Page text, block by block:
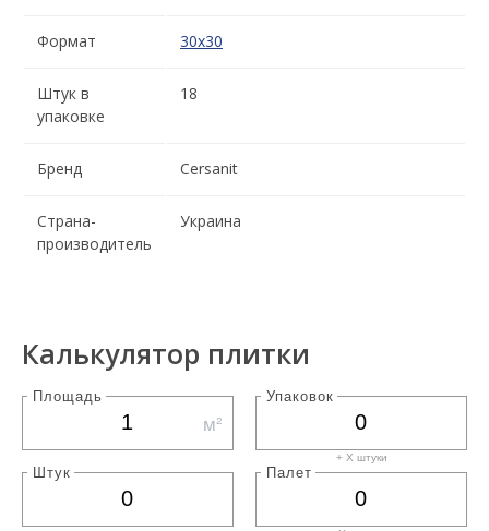
Формат 30x30
Штук в
упаковке
18
Бренд Cersanit
Страна-
производитель
Украина
Калькулятор плитки
Площадь
м²
Упаковок
+ X штуки
Штук Палет